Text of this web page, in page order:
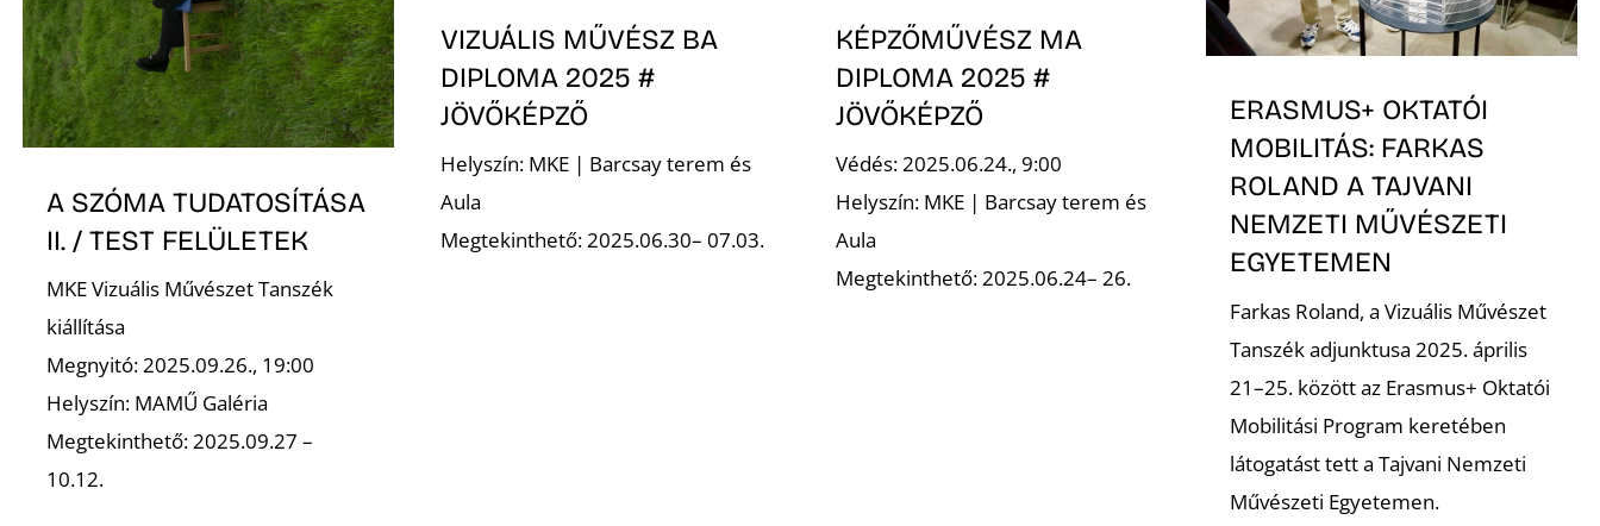
A SZÓMA TUDATOSÍTÁSA
II. / TEST FELÜLETEK
MKE Vizuális Művészet Tanszék
kiállítása
Megnyitó: 2025.09.26., 19:00
Helyszín: MAMŰ Galéria
Megtekinthető: 2025.09.27 –
10.12.
VIZUÁLIS MŰVÉSZ BA
DIPLOMA 2025 #
JÖVŐKÉPZŐ
Helyszín: MKE | Barcsay terem és
Aula
Megtekinthető: 2025.06.30– 07.03.
KÉPZŐMŰVÉSZ MA
DIPLOMA 2025 #
JÖVŐKÉPZŐ
Védés: 2025.06.24., 9:00
Helyszín: MKE | Barcsay terem és
Aula
Megtekinthető: 2025.06.24– 26.
ERASMUS+ OKTATÓI
MOBILITÁS: FARKAS
ROLAND A TAJVANI
NEMZETI MŰVÉSZETI
EGYETEMEN
Farkas Roland, a Vizuális Művészet
Tanszék adjunktusa 2025. április
21–25. között az Erasmus+ Oktatói
Mobilitási Program keretében
látogatást tett a Tajvani Nemzeti
Művészeti Egyetemen.